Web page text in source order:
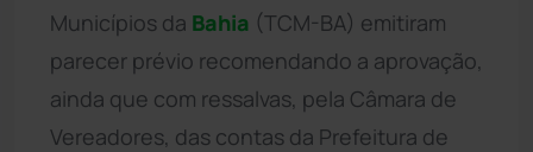
Municípios da Bahia (TCM-BA) emitiram
parecer prévio recomendando a aprovação,
ainda que com ressalvas, pela Câmara de
Vereadores, das contas da Prefeitura de